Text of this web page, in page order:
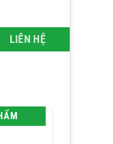
LIÊN HỆ